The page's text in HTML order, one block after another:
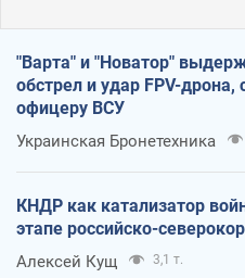
"Варта" и "Новатор"
обстрел и удар FPV-дрона,
офицеру ВСУ
Украинская Бронетехника
КНДР как катализатор
этапе российско-
Алексей Кущ 3,1 т.